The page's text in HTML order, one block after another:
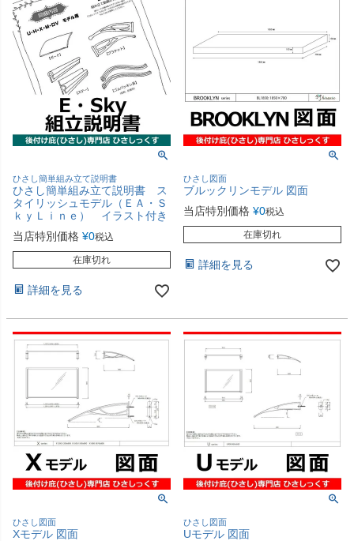
ひさし簡単組み立て説明書
ひさし簡単組み立て説明書 ス
タイリッシュモデル（ＥＡ・Ｓ
ｋｙＬｉｎｅ） イラスト付き
当店特別価格 ¥0税込
在庫切れ
詳細を見る
ひさし図面
ブルックリンモデル 図面
当店特別価格 ¥0税込
在庫切れ
詳細を見る
ひさし図面
Xモデル 図面
ひさし図面
Uモデル 図面